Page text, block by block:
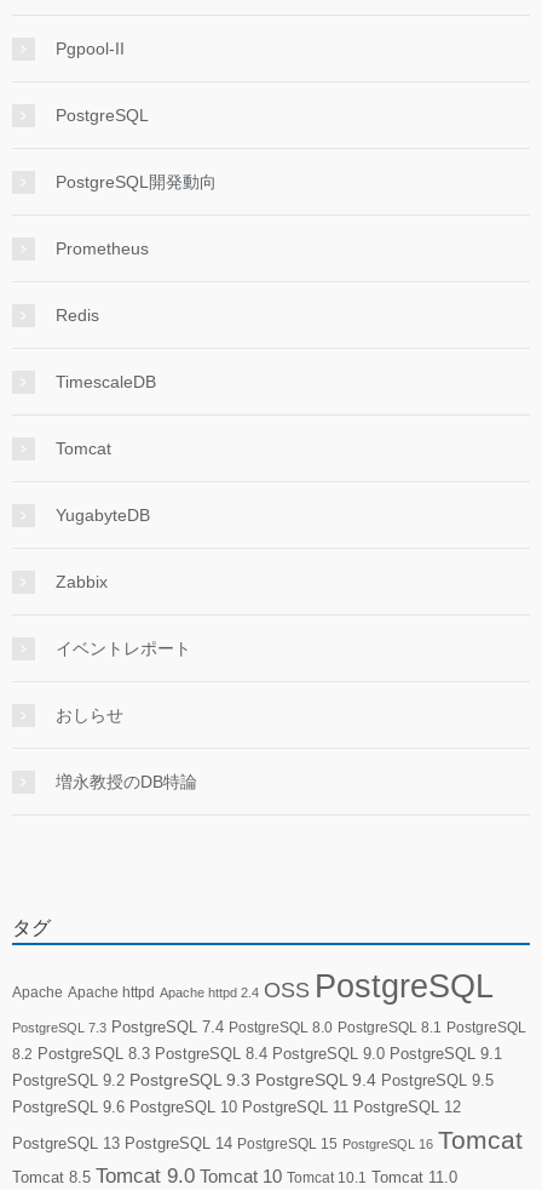
Pgpool-II
PostgreSQL
PostgreSQL開発動向
Prometheus
Redis
TimescaleDB
Tomcat
YugabyteDB
Zabbix
イベントレポート
おしらせ
増永教授のDB特論
タグ
Apache Apache httpd Apache httpd 2.4 OSS PostgreSQL
PostgreSQL 7.3 PostgreSQL 7.4 PostgreSQL 8.0 PostgreSQL 8.1
PostgreSQL
8.2 PostgreSQL 8.3 PostgreSQL 8.4 PostgreSQL 9.0 PostgreSQL 9.1
PostgreSQL 9.2 PostgreSQL 9.3 PostgreSQL 9.4 PostgreSQL 9.5
PostgreSQL 9.6 PostgreSQL 10 PostgreSQL 11 PostgreSQL 12
PostgreSQL 13 PostgreSQL 14 PostgreSQL 15 PostgreSQL 16 Tomcat
Tomcat 8.5 Tomcat 9.0 Tomcat 10 Tomcat 10.1 Tomcat 11.0